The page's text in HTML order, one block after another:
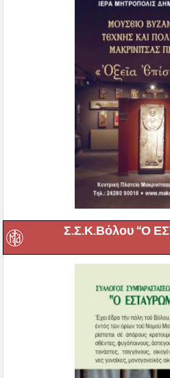
Σ.Σ.Κ.Βόλου “Ο